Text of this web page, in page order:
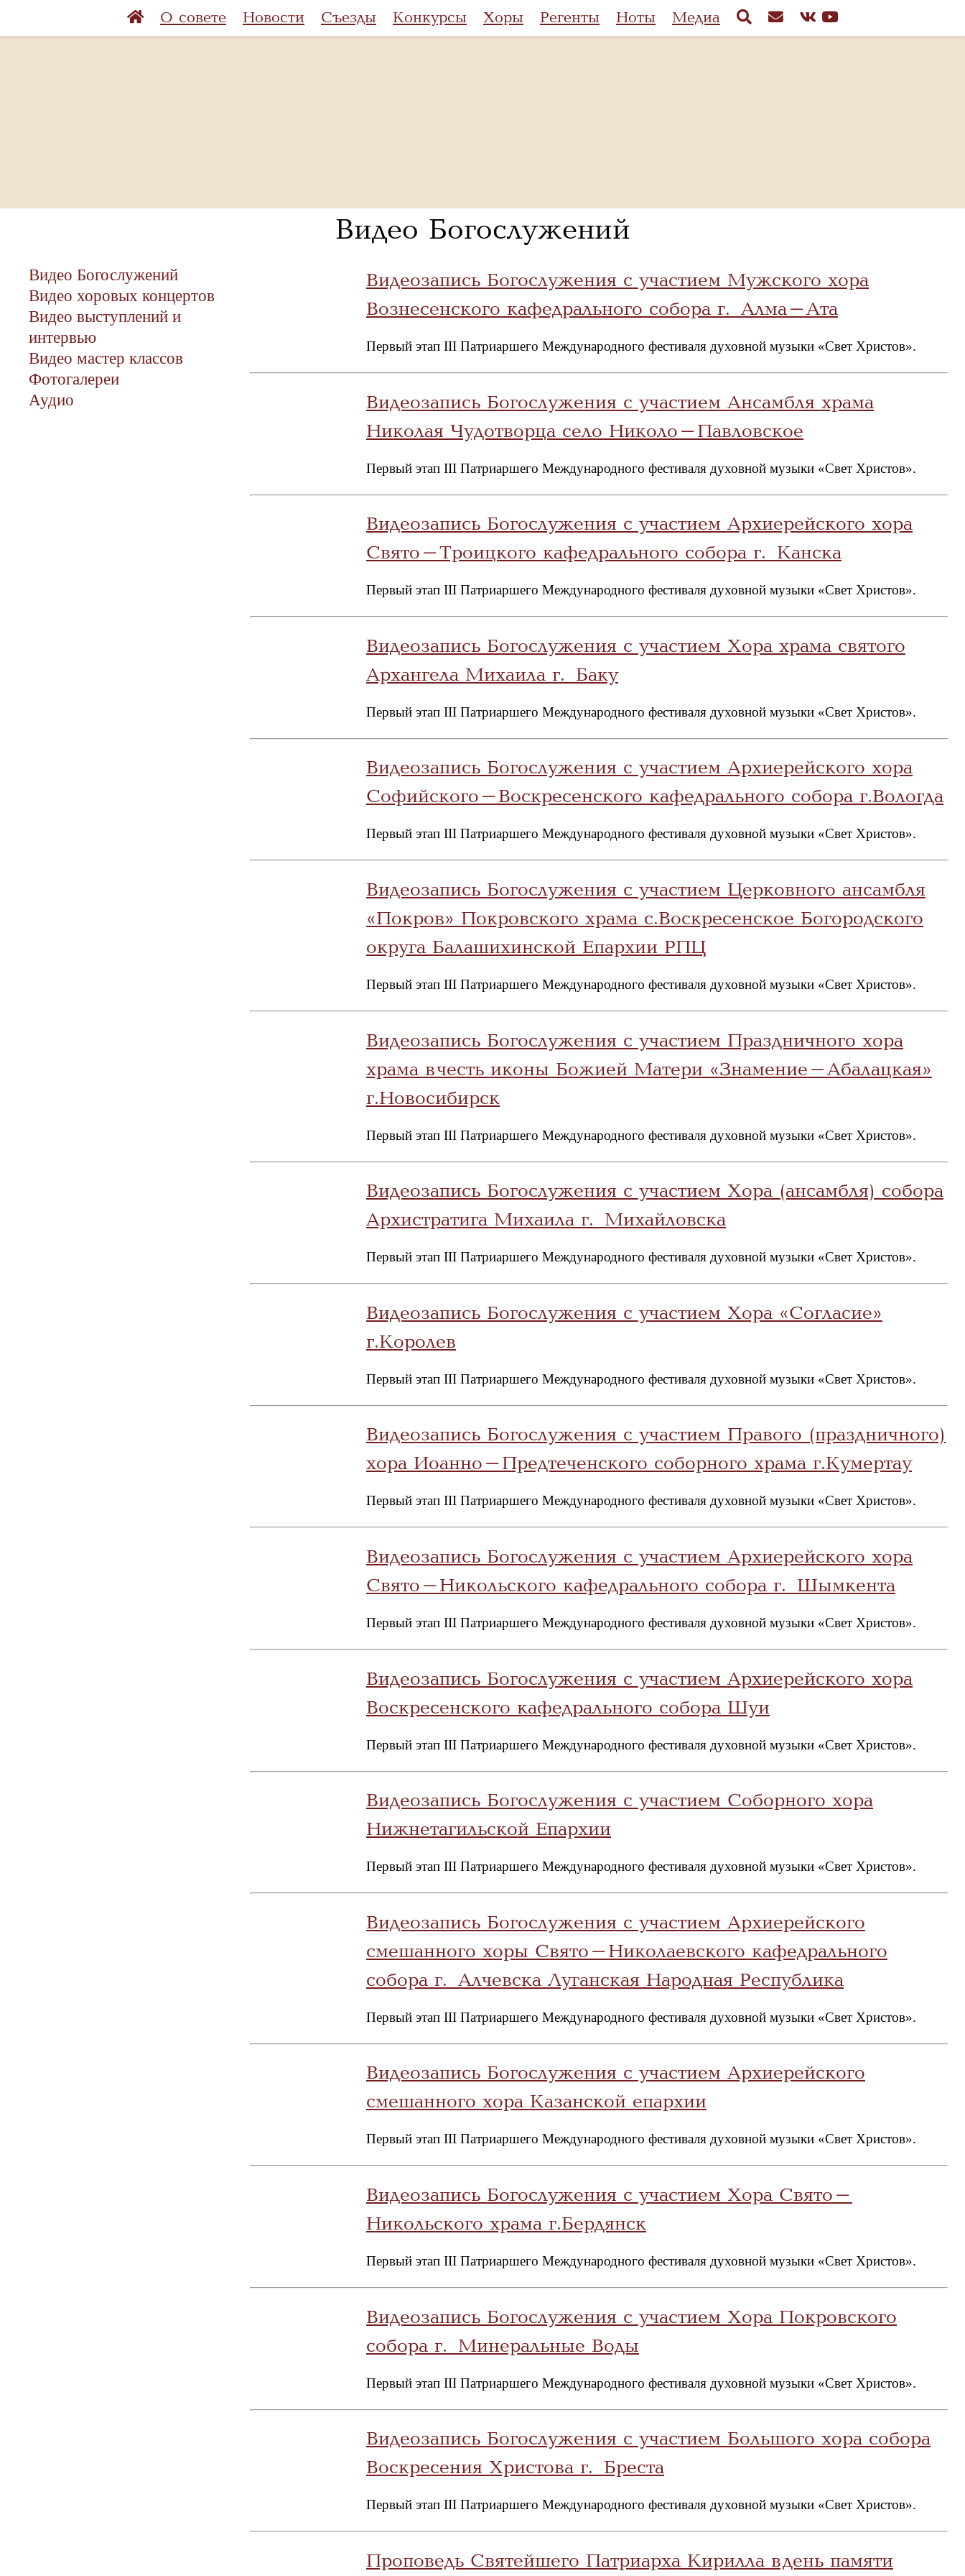
О совете Новости Съезды Конкурсы Хоры Регенты Ноты Медиа
Видео Богослужений
Видео Богослужений
Видео хоровых концертов
Видео выступлений и
интервью
Видео мастер классов
Фотогалереи
Аудио
Видеозапись Богослужения с участием Мужского хора
Вознесенского кафедрального собора г. Алма-Ата
Первый этап III Патриаршего Международного фестиваля духовной музыки «Свет Христов».
Видеозапись Богослужения с участием Ансамбля храма
Николая Чудотворца село Николо-Павловское
Первый этап III Патриаршего Международного фестиваля духовной музыки «Свет Христов».
Видеозапись Богослужения с участием Архиерейского хора
Свято-Троицкого кафедрального собора г. Канска
Первый этап III Патриаршего Международного фестиваля духовной музыки «Свет Христов».
Видеозапись Богослужения с участием Хора храма святого
Архангела Михаила г. Баку
Первый этап III Патриаршего Международного фестиваля духовной музыки «Свет Христов».
Видеозапись Богослужения с участием Архиерейского хора
Софийского-Воскресенского кафедрального собора г.Вологда
Первый этап III Патриаршего Международного фестиваля духовной музыки «Свет Христов».
Видеозапись Богослужения с участием Церковного ансамбля
«Покров» Покровского храма с.Воскресенское Богородского
округа Балашихинской Епархии РПЦ
Первый этап III Патриаршего Международного фестиваля духовной музыки «Свет Христов».
Видеозапись Богослужения с участием Праздничного хора
храма в честь иконы Божией Матери «Знамение-Абалацкая»
г.Новосибирск
Первый этап III Патриаршего Международного фестиваля духовной музыки «Свет Христов».
Видеозапись Богослужения с участием Хора (ансамбля) собора
Архистратига Михаила г. Михайловска
Первый этап III Патриаршего Международного фестиваля духовной музыки «Свет Христов».
Видеозапись Богослужения с участием Хора «Согласие»
г.Королев
Первый этап III Патриаршего Международного фестиваля духовной музыки «Свет Христов».
Видеозапись Богослужения с участием Правого (праздничного)
хора Иоанно-Предтеченского соборного храма г.Кумертау
Первый этап III Патриаршего Международного фестиваля духовной музыки «Свет Христов».
Видеозапись Богослужения с участием Архиерейского хора
Свято-Никольского кафедрального собора г. Шымкента
Первый этап III Патриаршего Международного фестиваля духовной музыки «Свет Христов».
Видеозапись Богослужения с участием Архиерейского хора
Воскресенского кафедрального собора Шуи
Первый этап III Патриаршего Международного фестиваля духовной музыки «Свет Христов».
Видеозапись Богослужения с участием Соборного хора
Нижнетагильской Епархии
Первый этап III Патриаршего Международного фестиваля духовной музыки «Свет Христов».
Видеозапись Богослужения с участием Архиерейского
смешанного хоры Свято-Николаевского кафедрального
собора г. Алчевска Луганская Народная Республика
Первый этап III Патриаршего Международного фестиваля духовной музыки «Свет Христов».
Видеозапись Богослужения с участием Архиерейского
смешанного хора Казанской епархии
Первый этап III Патриаршего Международного фестиваля духовной музыки «Свет Христов».
Видеозапись Богослужения с участием Хора Свято-
Никольского храма г.Бердянск
Первый этап III Патриаршего Международного фестиваля духовной музыки «Свет Христов».
Видеозапись Богослужения с участием Хора Покровского
собора г. Минеральные Воды
Первый этап III Патриаршего Международного фестиваля духовной музыки «Свет Христов».
Видеозапись Богослужения с участием Большого хора собора
Воскресения Христова г. Бреста
Первый этап III Патриаршего Международного фестиваля духовной музыки «Свет Христов».
Проповедь Святейшего Патриарха Кирилла в день памяти